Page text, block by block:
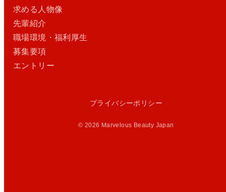
求める人物像
先輩紹介
職場環境・福利厚生
募集要項
エントリー
プライバシーポリシー
© 2026 Marvelous Beauty Japan